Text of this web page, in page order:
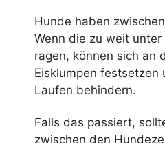
Hunde haben
Wenn die zu weit
ragen, können sich an
Eisklumpen festsetzen
Laufen behindern.
Falls das passiert,
zwischen den